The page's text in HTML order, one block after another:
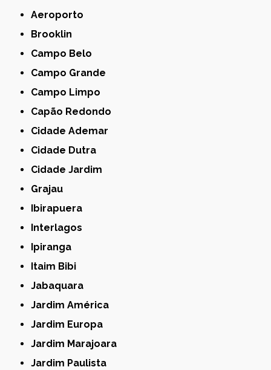
Aeroporto
Brooklin
Campo Belo
Campo Grande
Campo Limpo
Capão Redondo
Cidade Ademar
Cidade Dutra
Cidade Jardim
Grajau
Ibirapuera
Interlagos
Ipiranga
Itaim Bibi
Jabaquara
Jardim América
Jardim Europa
Jardim Marajoara
Jardim Paulista